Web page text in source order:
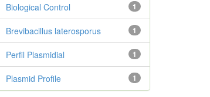
1
Biological Control
1
Brevibacillus laterosporus
1
Perfil Plasmidial
1
Plasmid Profile